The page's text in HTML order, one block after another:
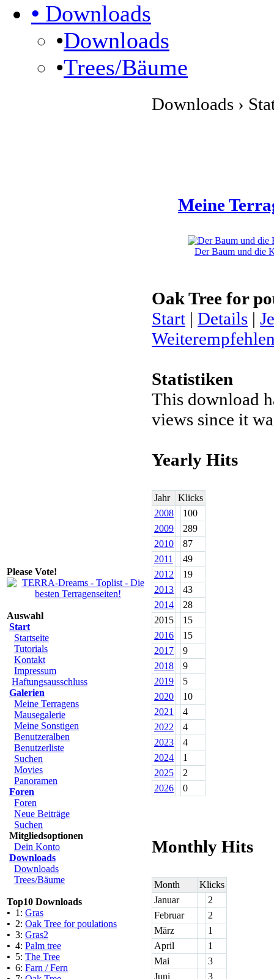
• Downloads
•Downloads
•Trees/Bäume
Please Vote!
Auswahl
Start
Startseite
Tutorials
Kontakt
Impressum
Haftungsausschluss
Galerien
Meine Terragens
Mausegalerie
Meine Sonstigen
Benutzeralben
Benutzerliste
Suchen
Movies
Panoramen
Foren
Foren
Neue Beiträge
Suchen
Mitgliedsoptionen
Dein Konto
Downloads
Downloads
Trees/Bäume
Top10 Downloads
• 1: Gras
• 2: Oak Tree for poulations
• 3: Gras2
• 4: Palm tree
• 5: The Tree
• 6: Farn / Fern
Downloads ›
Meine
Der Baum und die
Oak Tree for
Start | Details |
Statistiken
This download
views since it
Yearly Hits
Jahr
Klicks
2008
100
2009
289
2010
87
2011
49
2012
19
2013
43
2014
28
2015
15
2016
15
2017
9
2018
9
2019
5
2020
10
2021
4
2022
4
2023
4
2024
1
2025
2
2026
0
Monthly Hits
Month
Klicks
Januar
2
Februar
2
März
1
April
1
Mai
3
Juni
3